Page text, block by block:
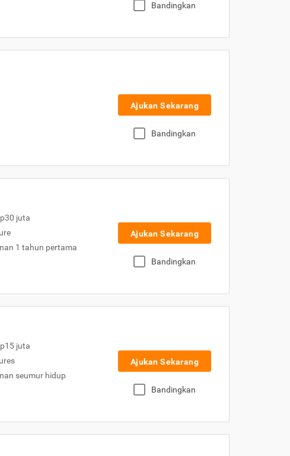
Bandingkan
Ajukan Sekarang
Bandingkan
juta
1 tahun pertama
Ajukan Sekarang
Bandingkan
juta
seumur hidup
Ajukan Sekarang
Bandingkan